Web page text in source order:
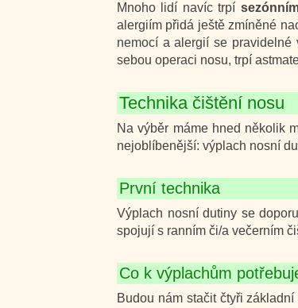
Mnoho lidí navíc trpí
alergiím přidá ještě zmíněné
nemocí a alergií se pravidelné
sebou operaci nosu, trpí
Technika čištění nosu
Na výběr máme hned několik
nejoblíbenější: výplach nosní
První technika
Výplach nosní dutiny se
spojují s ranním či/a večerním
Co k výplachům
Budou nám stačit čtyři